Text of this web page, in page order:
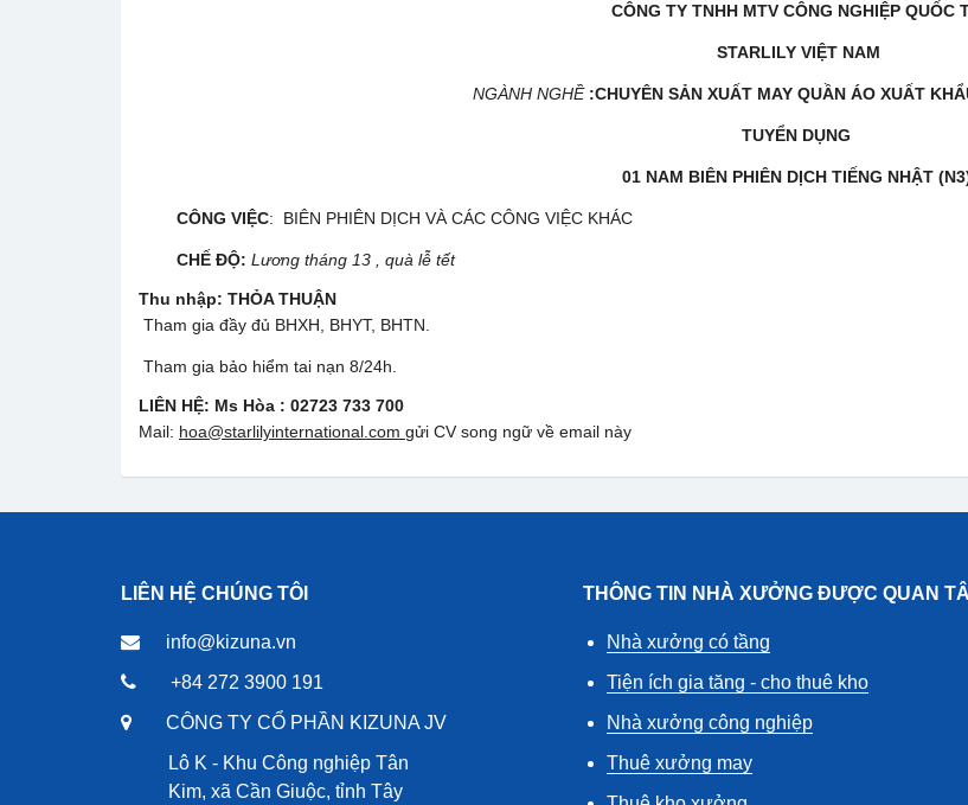
CÔNG TY TNHH MTV CÔNG NGHIỆP QUỐC
STARLILY VIỆT NAM
NGÀNH NGHỀ:CHUYÊN SẢN XUẤT MAY QUẦN ÁO XUẤT
TUYỂN DỤNG
01 NAM BIÊN PHIÊN DỊCH TIẾNG NHẬT
CÔNG VIỆC: BIÊN PHIÊN DỊCH VÀ CÁC CÔNG VIỆC KHÁC
CHẾ ĐỘ: Lương tháng 13 , quà lễ tết
Thu nhập: THỎA THUẬN
Tham gia đầy đủ BHXH, BHYT, BHTN.
Tham gia bảo hiểm tai nạn 8/24h.
LIÊN HỆ: Ms Hòa : 02723 733 700
Mail: hoa@starlilyinternational.com gửi CV song ngữ về email này
LIÊN HỆ CHÚNG TÔI
info@kizuna.vn
+84 272 3900 191
CÔNG TY CỔ PHẦN KIZUNA JV
Lô K - Khu Công nghiệp Tân
Kim, xã Cần Giuộc, tỉnh Tây
THÔNG TIN NHÀ XƯỞNG ĐƯỢC QUAN
Nhà xưởng có tầng
Tiện ích gia tăng - cho thuê kho
Nhà xưởng công nghiệp
Thuê xưởng may